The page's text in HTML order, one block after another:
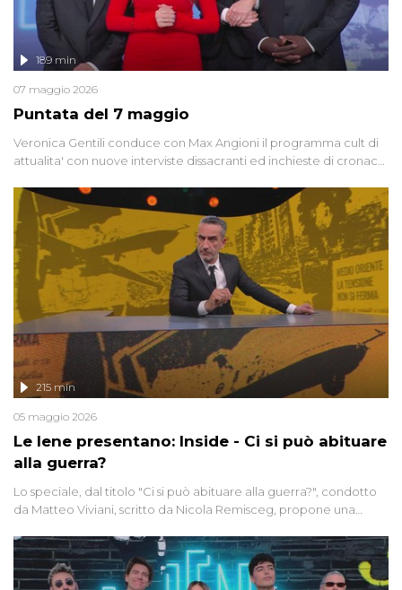
Puntata del 7 maggio
189 min
07 maggio 2026
Veronica Gentili conduce con Max Angioni il programma cult di
attualita' con nuove interviste dissacranti ed inchieste di cronaca
Le Iene presentano: Inside - Ci si può abituare
alla guerra?
215 min
05 maggio 2026
Lo speciale, dal titolo "Ci si può abituare alla guerra?", condotto
da Matteo Viviani, scritto da Nicola Remisceg, propone una
di settore - su quanto la guerra sia diventata una realtà pervasiva.
Anche se l'Italia non è direttamente coinvolta in conflitti armati, il
contesto globale rende impossibile considerarla un fenomeno